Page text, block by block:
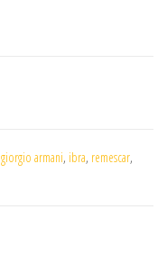
giorgio armani, ibra, remescar,